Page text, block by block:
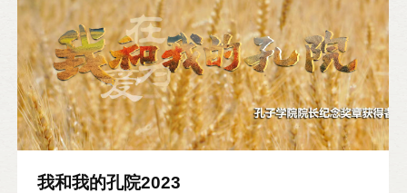
线，作为掌舵者，牢牢把稳奋进之舵，坚持锚定
发展航向，倾心倾力为孔院事业做贡献，对推动
全球孔子学院品牌建设起到了不可磨灭的作用。
功崇惟志，业广惟勤，为褒扬优秀，基金会自
2021年起设立孔子学院院长纪念奖章。2024年，
孔子学院品牌成立20周年，又有33位院长迎来他
我和我的孔院2023